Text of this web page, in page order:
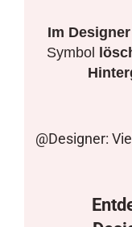
Im Designer
Symbol
@Designer: